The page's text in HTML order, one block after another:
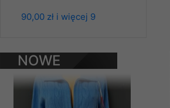
90,00 zł i więcej 9
NOWE
PRODUKTY
Bluzy damskie Roz
39.00 zł
szczegóły